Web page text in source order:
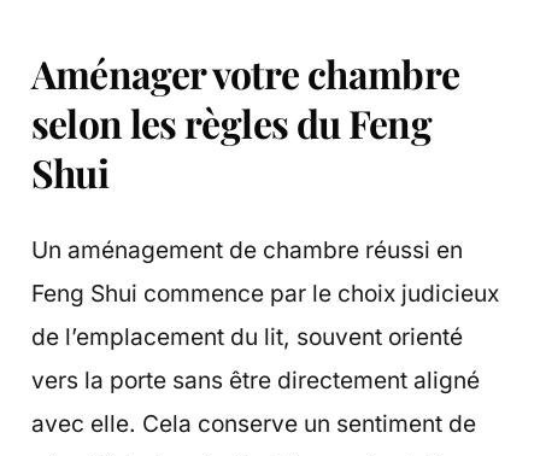
Aménager votre chambre
selon les règles du Feng
Shui
Un aménagement de chambre réussi en
Feng Shui commence par le choix judicieux
de l’emplacement du lit, souvent orienté
vers la porte sans être directement aligné
avec elle. Cela conserve un sentiment de